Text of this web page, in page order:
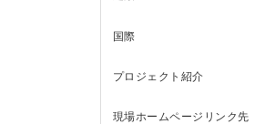
国際
プロジェクト紹介
現場ホームページリンク先